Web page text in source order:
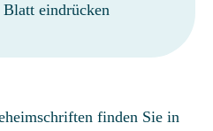
eindrücken
finden Sie in